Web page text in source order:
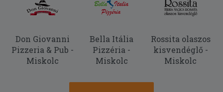
Don Giovanni
Pizzeria & Pub -
Miskolc
Bella Itália
Pizzéria -
Miskolc
Rossita olaszos
kisvendéglő -
Miskolc